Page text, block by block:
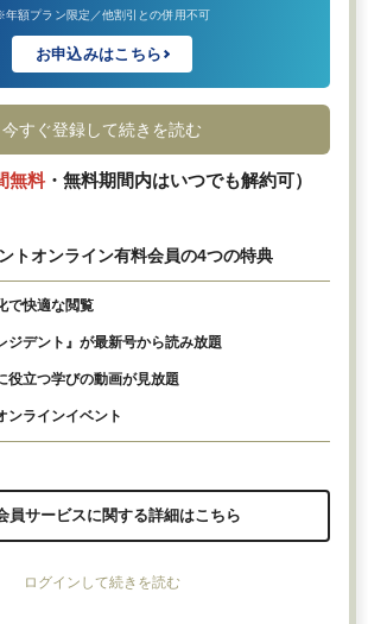
年額プラン限定／他割引との併用不可
お申込みはこちら
今すぐ登録して続きを読む
無料・無料期間内はいつでも解約可）
トオンライン有料会員の4つの特典
で快適な閲覧
ジデント』が最新号から読み放題
役立つ学びの動画が見放題
ンラインイベント
員サービスに関する詳細はこちら
ログインして続きを読む